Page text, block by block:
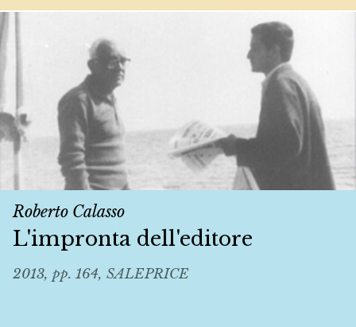
Roberto Calasso
L'impronta dell'editore
2013, pp. 164, SALEPRICE